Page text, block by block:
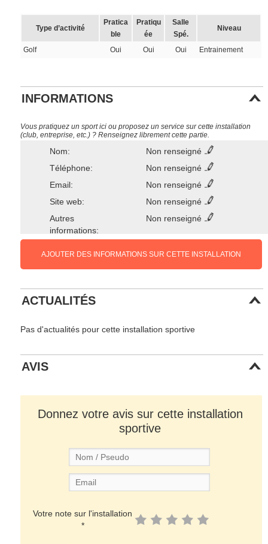
Type d’activité
Pratica
ble
Pratiqu
ée
Salle
Spé.
Niveau
Golf Oui Oui Oui Entrainement
INFORMATIONS
Vous pratiquez un sport ici ou proposez un service sur cette installation
(club, entreprise, etc.) ? Renseignez librement cette partie.
Nom:
Non renseigné
Téléphone:
Non renseigné
Email:
Non renseigné
Site web:
Non renseigné
Autres
informations:
Non renseigné
AJOUTER DES INFORMATIONS SUR CETTE INSTALLATION
ACTUALITÉS
Pas d'actualités pour cette installation sportive
AVIS
Donnez votre avis sur cette installation
sportive
Votre note sur l'installation
*